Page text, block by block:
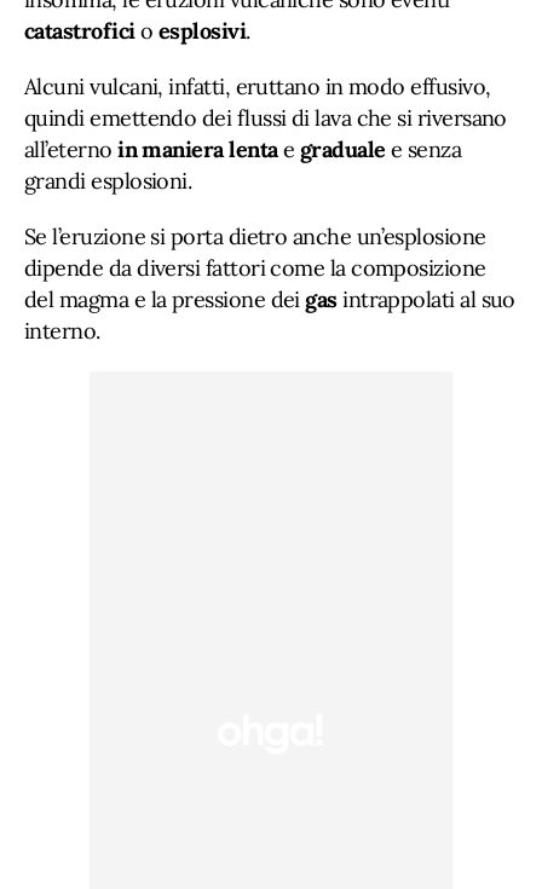
catastroficio esplosivi.
Alcuni vulcani, infatti, eruttano in modo effusivo,
quindi emettendo dei flussi di lava che si riversano
all’eternoin maniera lentae graduale e senza
grandi esplosioni.
Se l’eruzione si porta dietro anche un’esplosione
dipende da diversi fattori come la composizione
del magma e la pressione deigasintrappolati al suo
interno.